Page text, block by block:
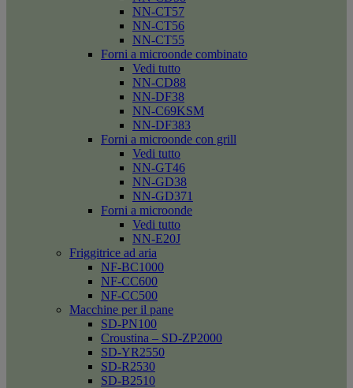
NN-CT57
NN-CT56
NN-CT55
Forni a microonde combinato
Vedi tutto
NN-CD88
NN-DF38
NN-C69KSM
NN-DF383
Forni a microonde con grill
Vedi tutto
NN-GT46
NN-GD38
NN-GD371
Forni a microonde
Vedi tutto
NN-E20J
Friggitrice ad aria
NF-BC1000
NF-CC600
NF-CC500
Macchine per il pane
SD-PN100
Croustina – SD-ZP2000
SD-YR2550
SD-R2530
SD-B2510